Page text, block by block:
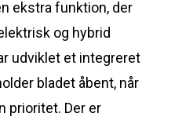
ekstra funktion, der
og hybrid
udviklet et integreret
bladet åbent, når
prioritet. Der er